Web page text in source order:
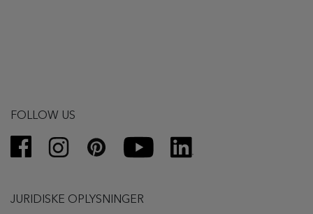
FOLLOW US
JURIDISKE OPLYSNINGER